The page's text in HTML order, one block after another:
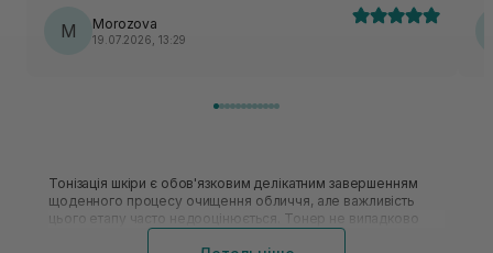
M Morozova
19.07.2026, 13:29
Тонізація шкіри є обов'язковим делікатним завершенням
щоденного процесу очищення обличчя, але важливість
цього етапу часто недооцінюється. Тонер не випадково
присутній у кожній професійній лінійці, оскільки він